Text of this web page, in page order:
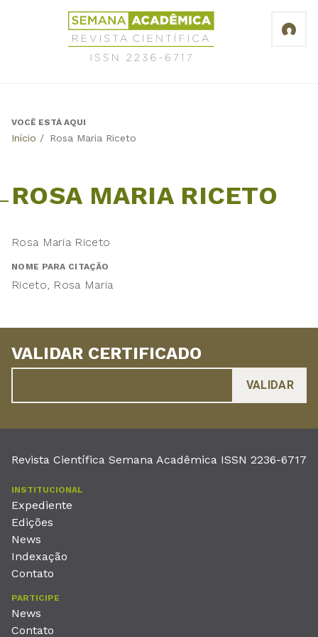
Revista
Científica
Semana
6717
Back
VOCÊ ESTÁ AQUI
Início / Rosa Maria Riceto
ROSA MARIA RICETO
Rosa Maria Riceto
NOME PARA CITAÇÃO
Riceto, Rosa Maria
VALIDAR CERTIFICADO
Revista Científica Semana Acadêmica ISSN 2236-6717
INSTITUCIONAL
Expediente
Edições
News
Indexação
Contato
PARTICIPE
News
Contato